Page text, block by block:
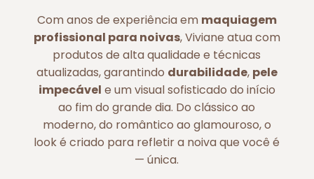
Com anos de experiência em maquiagem
profissional para noivas, Viviane atua com
produtos de alta qualidade e técnicas
atualizadas, garantindo durabilidade, pele
impecável e um visual sofisticado do início
ao fim do grande dia. Do clássico ao
moderno, do romântico ao glamouroso, o
look é criado para refletir a noiva que você é
— única.